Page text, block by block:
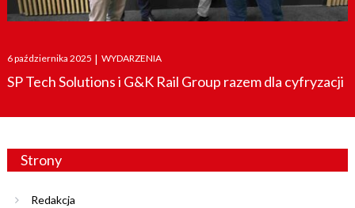
Posted
on
6 października 2025 | WYDARZENIA
SP Tech Solutions i G&K Rail Group razem dla cyfryzacji
Strony
Redakcja